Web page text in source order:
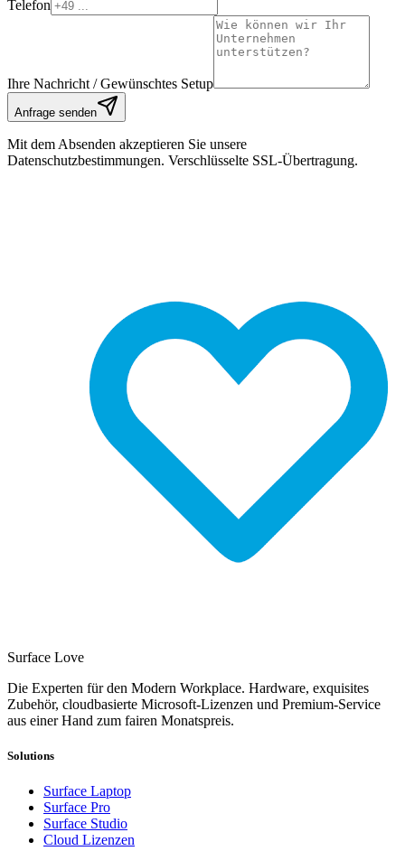
Telefon
Ihre Nachricht / Gewünschtes Setup
Anfrage senden
Mit dem Absenden akzeptieren Sie unsere
Datenschutzbestimmungen. Verschlüsselte SSL-Übertragung.
Surface Love
Die Experten für den Modern Workplace. Hardware, exquisites
Zubehör, cloudbasierte Microsoft-Lizenzen und Premium-Service
aus einer Hand zum fairen Monatspreis.
Solutions
Surface Laptop
Surface Pro
Surface Studio
Cloud Lizenzen